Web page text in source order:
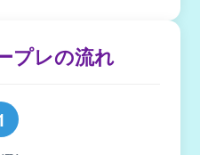
プレの流れ